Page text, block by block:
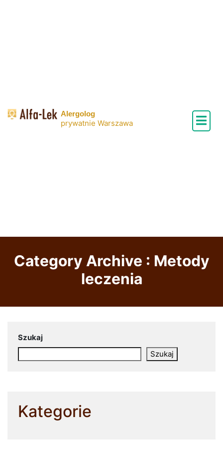
Alergolog
prywatnie Warszawa
Category Archive : Metody
leczenia
Szukaj
Szukaj
Kategorie